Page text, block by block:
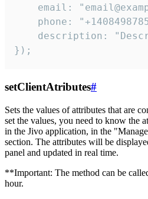
email:
phone:
description:
});
setClientAtributes#
Sets the values ​​of attributes that are
set the values, you need to know the
in the Jivo application, in the
section. The attributes will be
panel and updated in real time.
**Important: The method can be
hour.